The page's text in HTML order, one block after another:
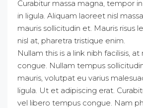
Curabitur massa magna, tempor
in ligula. Aliquam laoreet nisl
mauris sollicitudin et. Mauris risus
nisl at, pharetra tristique enim.
Nullam this is a link nibh facilisis,
congue. Nullam tempus
mauris, volutpat eu varius
ligula. Ut et adipiscing erat.
vel libero tempus congue. Nam